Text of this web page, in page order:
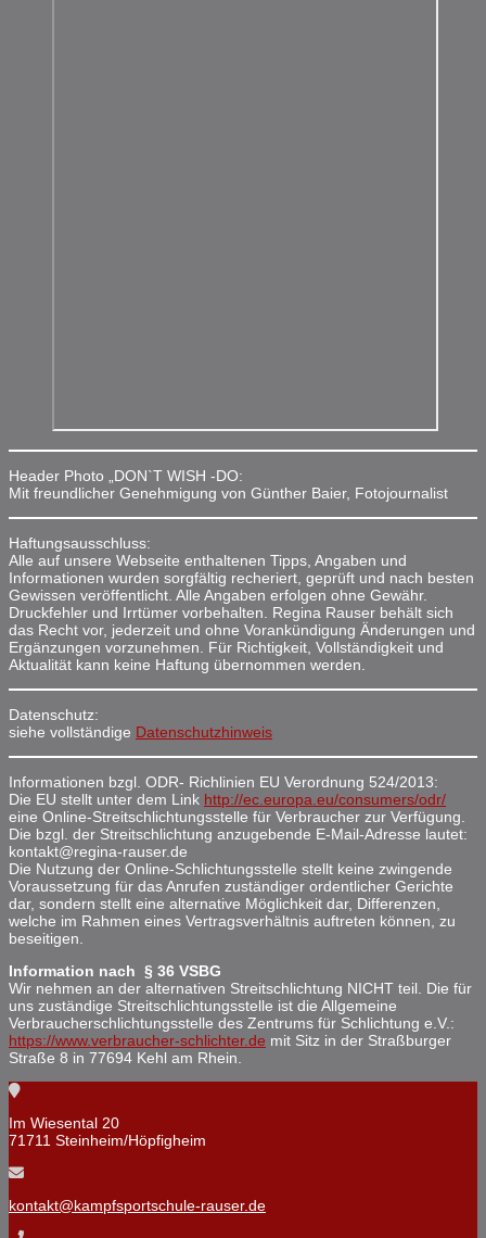
Header Photo „DON`T WISH -DO:
Mit freundlicher Genehmigung von Günther Baier, Fotojournalist
Haftungsausschluss:
Alle auf unsere Webseite enthaltenen Tipps, Angaben und
Informationen wurden sorgfältig recheriert, geprüft und nach besten
Gewissen veröffentlicht. Alle Angaben erfolgen ohne Gewähr.
Druckfehler und Irrtümer vorbehalten. Regina Rauser behält sich
das Recht vor, jederzeit und ohne Vorankündigung Änderungen und
Ergänzungen vorzunehmen. Für Richtigkeit, Vollständigkeit und
Aktualität kann keine Haftung übernommen werden.
Datenschutz:
siehe vollständige Datenschutzhinweis
Informationen bzgl. ODR- Richlinien EU Verordnung 524/2013:
Die EU stellt unter dem Link http://ec.europa.eu/consumers/odr/
eine Online-Streitschlichtungsstelle für Verbraucher zur Verfügung.
Die bzgl. der Streitschlichtung anzugebende E-Mail-Adresse lautet:
kontakt@regina-rauser.de
Die Nutzung der Online-Schlichtungsstelle stellt keine zwingende
Voraussetzung für das Anrufen zuständiger ordentlicher Gerichte
dar, sondern stellt eine alternative Möglichkeit dar, Differenzen,
welche im Rahmen eines Vertragsverhältnis auftreten können, zu
beseitigen.
Information nach § 36 VSBG
Wir nehmen an der alternativen Streitschlichtung NICHT teil. Die für
uns zuständige Streitschlichtungsstelle ist die Allgemeine
Verbraucherschlichtungsstelle des Zentrums für Schlichtung e.V.:
https://www.verbraucher-schlichter.de mit Sitz in der Straßburger
Straße 8 in 77694 Kehl am Rhein.
Im Wiesental 20
71711 Steinheim/Höpfigheim
kontakt@kampfsportschule-rauser.de